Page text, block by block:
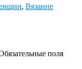
, Вязание
поля